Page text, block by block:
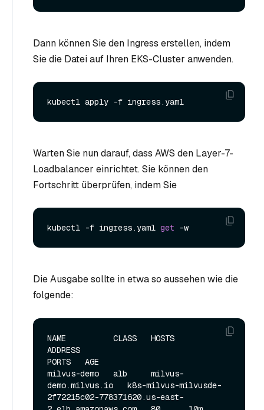
Dann können Sie den Ingress erstellen, indem
Sie die Datei auf Ihren EKS-Cluster anwenden.
Warten Sie nun darauf, dass AWS den Layer-7-
Loadbalancer einrichtet. Sie können den
Fortschritt überprüfen, indem Sie
kubectl -f ingress.yaml get
Die Ausgabe sollte in etwa so aussehen wie die
folgende:
NAME          CLASS   HOSTS
ADDRESS
PORTS   AGE
milvus-demo   alb     milvus-
demo.milvus.io   k8s-milvus-milvusde-
2f72215c02-778371620.us-east-